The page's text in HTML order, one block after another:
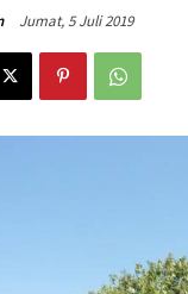
Jumat, 5 Juli 2019